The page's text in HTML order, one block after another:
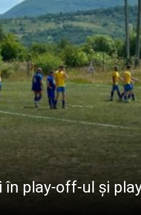
1950, s-a născut Viorel
meteo Maramureș,
Folcloric „Săliștenii”
1943, s-a născut Dan
ÎN 15 SEPTEMBRIE
play-off-ul și